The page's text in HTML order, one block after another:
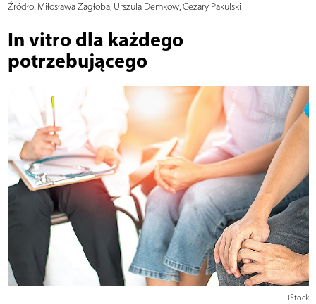
Źródło:Miłosława Zagłoba, Urszula Demkow, Cezary Pakulski
In vitro dla każdego
potrzebującego
iStock